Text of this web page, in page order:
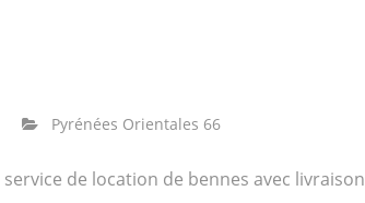
Pyrénées Orientales 66
de location de bennes avec livraison